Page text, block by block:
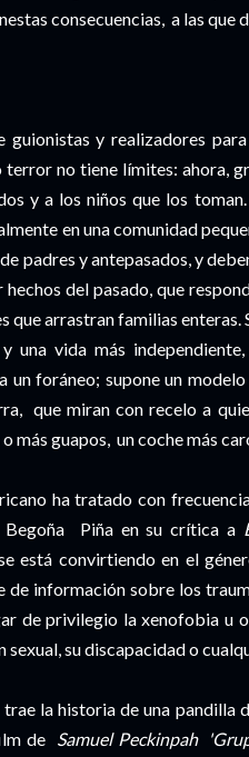
consecuencias, a las que
guionistas y realizadores
terror no tiene límites: ahora,
y a los niños que los
en una comunidad
padres y antepasados, y
del pasado, que
que arrastran familias
una vida más
un foráneo; supone un
que miran con recelo a
más guapos, un coche más
ha tratado con
Piña en su crítica a
está convirtiendo en el
de información sobre los
de privilegio la xenofobia u
sexual, su discapacidad o
la historia de una pandilla
de Samuel Peckinpah